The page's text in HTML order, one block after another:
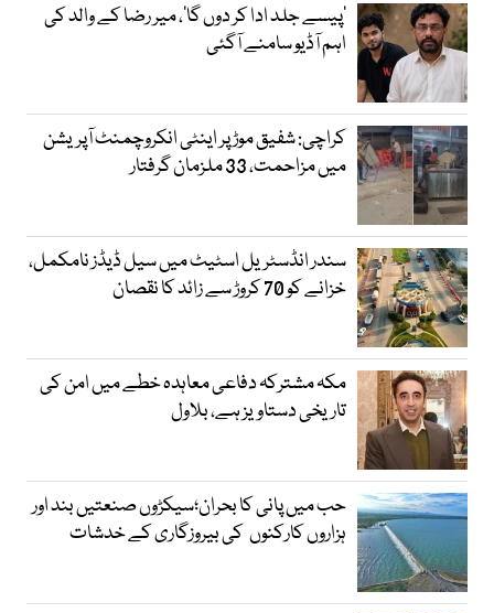
’پیسے جلد ادا کر دوں گا‘، میر رضا کے والد کی
اہم آڈیو سامنے آگئی
کراچی: شفیق موڑ پر اینٹی انکروچمنٹ آپریشن
میں مزاحمت، 33 ملزمان گرفتار
سندر انڈسٹریل اسٹیٹ میں سیل ڈیڈز نامکمل،
خزانے کو 70 کروڑ سے زائد کا نقصان
مکہ مشترکہ دفاعی معاہدہ خطے میں امن کی
تاریخی دستاویز ہے، بلاول
حب میں پانی کا بحران؛سیکڑوں صنعتیں بند اور
ہزاروں کارکنوں کی بیروزگاری کے خدشات